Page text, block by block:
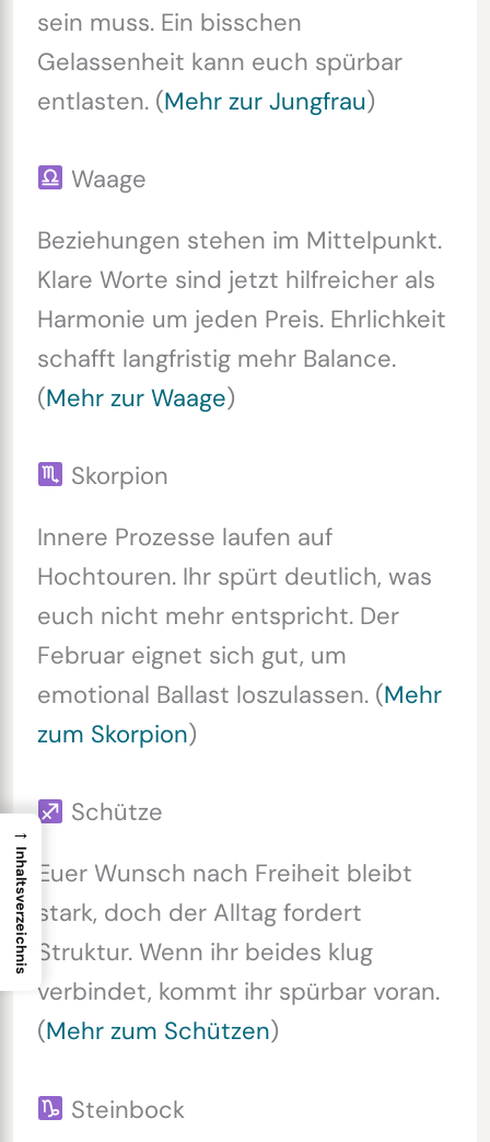
sein muss. Ein bisschen
Gelassenheit kann euch spürbar
entlasten. (Mehr zur Jungfrau)
Waage
Beziehungen stehen im Mittelpunkt.
Klare Worte sind jetzt hilfreicher als
Harmonie um jeden Preis. Ehrlichkeit
schafft langfristig mehr Balance.
(Mehr zur Waage)
Skorpion
Innere Prozesse laufen auf
Hochtouren. Ihr spürt deutlich, was
euch nicht mehr entspricht. Der
Februar eignet sich gut, um
emotional Ballast loszulassen. (Mehr
zum Skorpion)
Schütze
Euer Wunsch nach Freiheit bleibt
stark, doch der Alltag fordert
Struktur. Wenn ihr beides klug
verbindet, kommt ihr spürbar voran.
(Mehr zum Schützen)
Steinbock
→
Inhaltsverzeichnis